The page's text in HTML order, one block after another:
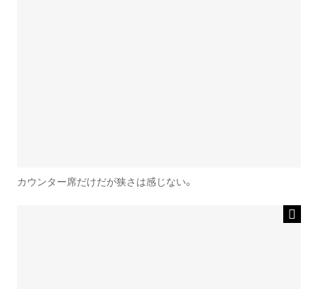
カウンター席だけだが狭さは感じない。